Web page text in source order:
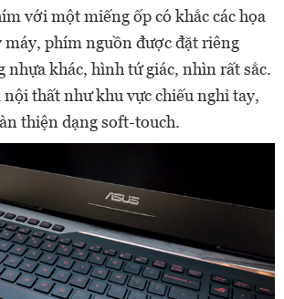
với một miếng ốp có khắc các họa
phím nguồn được đặt riêng
khác, hình tứ giác, nhìn rất sắc.
nội thất như khu vực chiếu nghỉ tay,
thiện dạng soft-touch.